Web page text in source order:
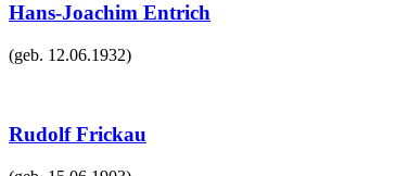
Hans-Joachim Entrich
(geb. 12.06.1932)
Rudolf Frickau